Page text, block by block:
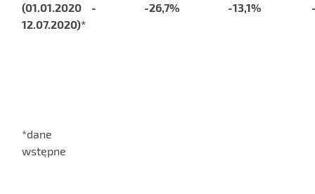
(01.01.2020 -
12.07.2020)*
-26,7% -13,1%
*dane
wstępne